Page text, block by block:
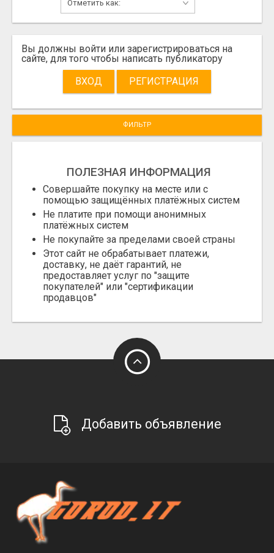
Вы должны войти или зарегистрироваться на
сайте, для того чтобы написать публикатору
ВХОД
РЕГИСТРАЦИЯ
ФИЛЬТР
ПОЛЕЗНАЯ ИНФОРМАЦИЯ
Совершайте покупку на месте или с
помощью защищённых платёжных систем
Не платите при помощи анонимных
платёжных систем
Не покупайте за пределами своей страны
Этот сайт не обрабатывает платежи,
доставку, не даёт гарантий, не
предоставляет услуг по "защите
покупателей" или "сертификации
продавцов"
Добавить объявление